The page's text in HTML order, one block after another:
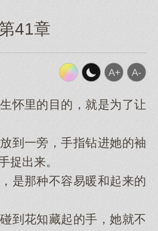
41章
里的目的，就是为了让
一旁，手指钻进她的袖
捉出来。
那种不容易暖和起来的
花知藏起的手，她就不